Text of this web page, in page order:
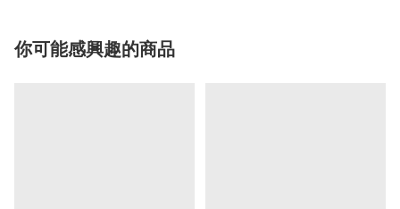
你可能感興趣的商品